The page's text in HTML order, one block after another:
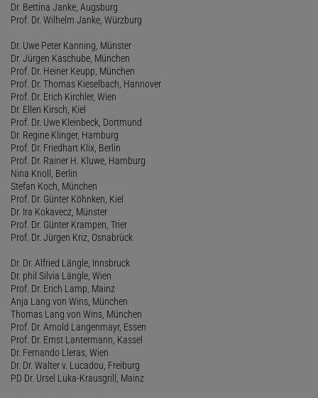
Dr. Bettina Janke, Augsburg
Prof. Dr. Wilhelm Janke, Würzburg
Dr. Uwe Peter Kanning, Münster
Dr. Jürgen Kaschube, München
Prof. Dr. Heiner Keupp, München
Prof. Dr. Thomas Kieselbach, Hannover
Prof. Dr. Erich Kirchler, Wien
Dr. Ellen Kirsch, Kiel
Prof. Dr. Uwe Kleinbeck, Dortmund
Dr. Regine Klinger, Hamburg
Prof. Dr. Friedhart Klix, Berlin
Prof. Dr. Rainer H. Kluwe, Hamburg
Nina Knoll, Berlin
Stefan Koch, München
Prof. Dr. Günter Köhnken, Kiel
Dr. Ira Kokavecz, Münster
Prof. Dr. Günter Krampen, Trier
Prof. Dr. Jürgen Kriz, Osnabrück
Dr. Dr. Alfried Längle, Innsbruck
Dr. phil Silvia Längle, Wien
Prof. Dr. Erich Lamp, Mainz
Anja Lang von Wins, München
Thomas Lang von Wins, München
Prof. Dr. Arnold Langenmayr, Essen
Prof. Dr. Ernst Lantermann, Kassel
Dr. Fernando Lleras, Wien
Dr. Dr. Walter v. Lucadou, Freiburg
PD Dr. Ursel Luka-Krausgrill, Mainz